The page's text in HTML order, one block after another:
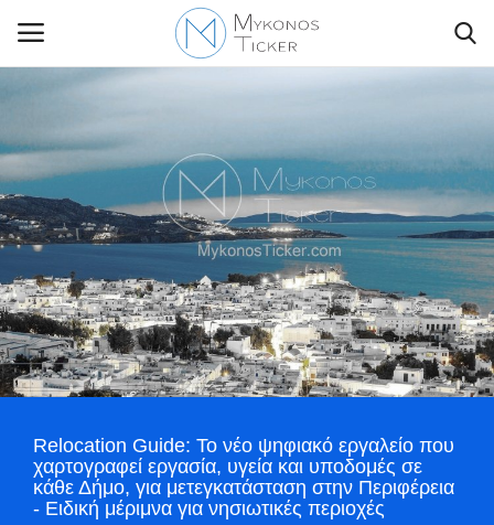
Contact Us
Politique
Business
Travel
World
Style Adorés
Greece
Relocation Guide: Το νέο ψηφιακό εργαλείο που
χαρτογραφεί εργασία, υγεία και υποδομές σε
κάθε Δήμο, για μετεγκατάσταση στην Περιφέρεια
- Ειδική μέριμνα για νησιωτικές περιοχές